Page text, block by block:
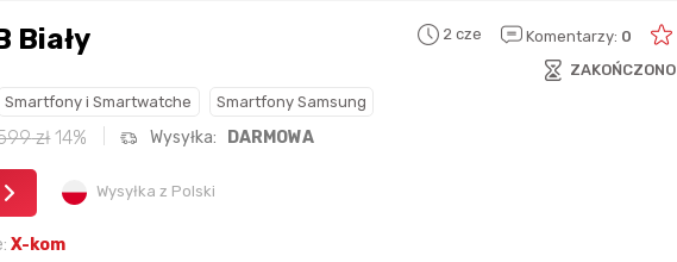
Biały 2 cze Komentarzy: 0
ZAKOŃCZONO
Smartfony i Smartwatche Smartfony Samsung
zł 14% Wysyłka: DARMOWA
Wysyłka z Polski
X-kom